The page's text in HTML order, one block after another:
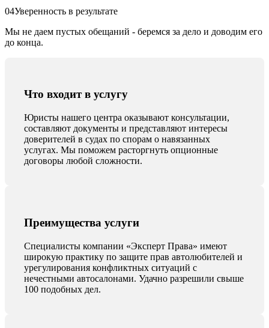
04Уверенность в результате
Мы не даем пустых обещаний - беремся за дело и доводим его
до конца.
Что входит в услугу
Юристы нашего центра оказывают консультации,
составляют документы и представляют интересы
доверителей в судах по спорам о навязанных
услугах. Мы поможем расторгнуть опционные
договоры любой сложности.
Преимущества услуги
Специалисты компании «Эксперт Права» имеют
широкую практику по защите прав автолюбителей и
урегулирования конфликтных ситуаций с
нечестными автосалонами. Удачно разрешили свыше
100 подобных дел.